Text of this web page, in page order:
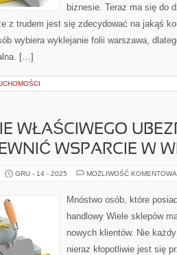
biznesie. Teraz ma się do
z trudem jest się zdecydować na jakąś
wybiera wyklejanie folii warszawa,
[…]
WŁAŚCIWEGO
WSPARCIE W
GRU - 14 - 2025 MOŻLIWOŚĆ
Mnóstwo osób, które
handlowy Wiele sklepów
nowych klientów. Nie
nieraz kłopotliwie jest się